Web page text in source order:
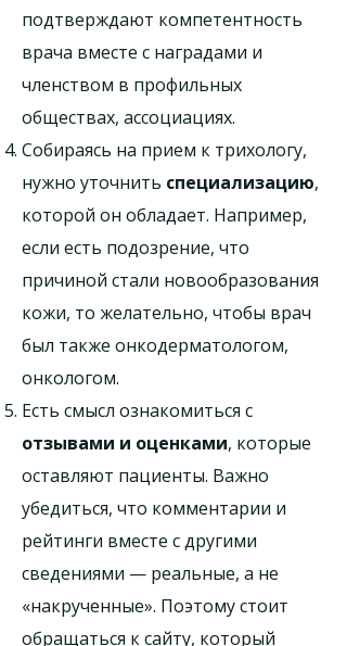
подтверждают компетентность
врача вместе с наградами и
членством в профильных
обществах, ассоциациях.
Собираясь на прием к трихологу,
нужно уточнить специализацию,
которой он обладает. Например,
если есть подозрение, что
причиной стали новообразования
кожи, то желательно, чтобы врач
был также онкодерматологом,
онкологом.
Есть смысл ознакомиться с
отзывами и оценками, которые
оставляют пациенты. Важно
убедиться, что комментарии и
рейтинги вместе с другими
сведениями — реальные, а не
«накрученные». Поэтому стоит
обращаться к сайту, который